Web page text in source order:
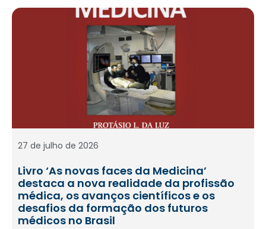
Livro ‘As novas faces da Medicina’
destaca a nova realidade da profissão
médica, os avanços científicos e os
desafios da formação dos futuros
médicos no Brasil
27 de julho de 2026